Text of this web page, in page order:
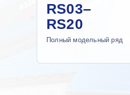
RS03–
RS20
Полный модельный ряд